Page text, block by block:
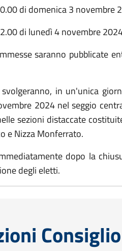
di domenica 3 novembre
di lunedì 4 novembre
saranno pubblicate
in un'unica
2024 nel seggio
sezioni distaccate
e Nizza Monferrato.
dopo la
degli eletti.